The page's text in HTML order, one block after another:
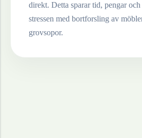
direkt. Detta sparar tid, pengar
stressen med bortforsling av
grovsopor.